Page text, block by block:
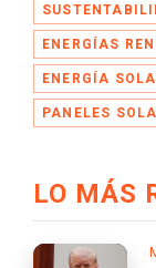
ENERGÍAS
ENERGÍA
PANELES
LO MÁS